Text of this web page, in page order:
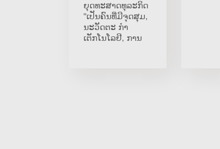
ຍຸດທະສາດທຸລະກິດ
"ເປັນຄົນທີ່ມີຈຸດສຸມ,
ນະວັດຕະ ກໍາ
ເຕັກໂນໂລຢີ, ການ